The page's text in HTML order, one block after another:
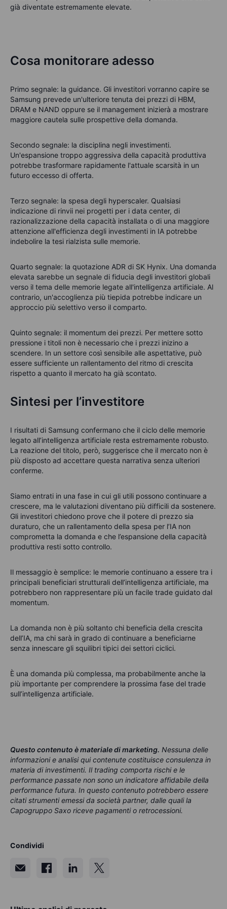
già diventate estremamente elevate.
Cosa monitorare adesso
Primo segnale: la guidance. Gli investitori vorranno capire se
Samsung prevede un'ulteriore tenuta dei prezzi di HBM,
DRAM e NAND oppure se il management inizierà a mostrare
maggiore cautela sulle prospettive della domanda.
Secondo segnale: la disciplina negli investimenti.
Un'espansione troppo aggressiva della capacità produttiva
potrebbe trasformare rapidamente l'attuale scarsità in un
futuro eccesso di offerta.
Terzo segnale: la spesa degli hyperscaler. Qualsiasi
indicazione di rinvii nei progetti per i data center, di
razionalizzazione della capacità installata o di una maggiore
attenzione all'efficienza degli investimenti in IA potrebbe
indebolire la tesi rialzista sulle memorie.
Quarto segnale: la quotazione ADR di SK Hynix. Una domanda
elevata sarebbe un segnale di fiducia degli investitori globali
verso il tema delle memorie legate all'intelligenza artificiale. Al
contrario, un'accoglienza più tiepida potrebbe indicare un
approccio più selettivo verso il comparto.
Quinto segnale: il momentum dei prezzi. Per mettere sotto
pressione i titoli non è necessario che i prezzi inizino a
scendere. In un settore così sensibile alle aspettative, può
essere sufficiente un rallentamento del ritmo di crescita
rispetto a quanto il mercato ha già scontato.
Sintesi per l’investitore
I risultati di Samsung confermano che il ciclo delle memorie
legato all’intelligenza artificiale resta estremamente robusto.
La reazione del titolo, però, suggerisce che il mercato non è
più disposto ad accettare questa narrativa senza ulteriori
conferme.
Siamo entrati in una fase in cui gli utili possono continuare a
crescere, ma le valutazioni diventano più difficili da sostenere.
Gli investitori chiedono prove che il potere di prezzo sia
duraturo, che un rallentamento della spesa per l’IA non
comprometta la domanda e che l’espansione della capacità
produttiva resti sotto controllo.
Il messaggio è semplice: le memorie continuano a essere tra i
principali beneficiari strutturali dell’intelligenza artificiale, ma
potrebbero non rappresentare più un facile trade guidato dal
momentum.
La domanda non è più soltanto chi beneficia della crescita
dell’IA, ma chi sarà in grado di continuare a beneficiarne
senza innescare gli squilibri tipici dei settori ciclici.
È una domanda più complessa, ma probabilmente anche la
più importante per comprendere la prossima fase del trade
sull’intelligenza artificiale.
Questo contenuto è materiale di marketing. Nessuna delle
informazioni e analisi qui contenute costituisce consulenza in
materia di investimenti. Il trading comporta rischi e le
performance passate non sono un indicatore affidabile della
performance futura. In questo contenuto potrebbero essere
citati strumenti emessi da società partner, dalle quali la
Capogruppo Saxo riceve pagamenti o retrocessioni.
Condividi